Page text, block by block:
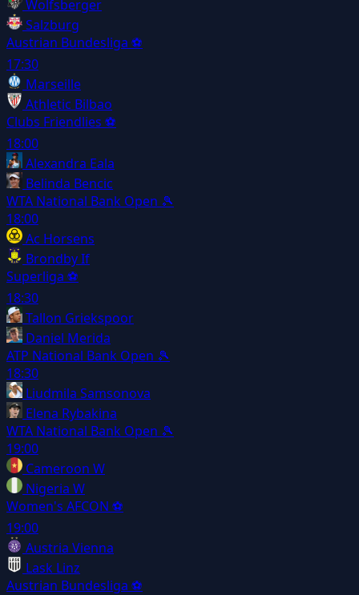
Wolfsberger
Salzburg
Austrian Bundesliga ⚽
17:30
Marseille
Athletic Bilbao
Clubs Friendlies ⚽
18:00
Alexandra Eala
Belinda Bencic
WTA National Bank Open 🎾
18:00
Ac Horsens
Brondby If
Superliga ⚽
18:30
Tallon Griekspoor
Daniel Merida
ATP National Bank Open 🎾
18:30
Liudmila Samsonova
Elena Rybakina
WTA National Bank Open 🎾
19:00
Cameroon W
Nigeria W
Women's AFCON ⚽
19:00
Austria Vienna
Lask Linz
Austrian Bundesliga ⚽